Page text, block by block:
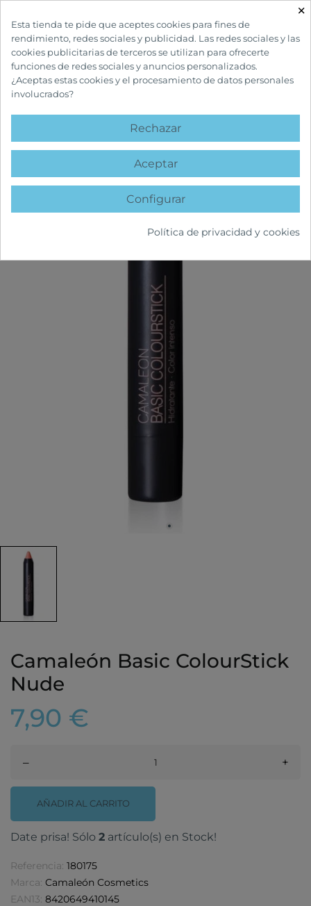
INICIO CUIDADOS FACIALES
favorite
Camaleón Basic ColourStick
Nude
7,90 €
– +
AÑADIR AL CARRITO
Date prisa! Sólo 2 artículo(s) en Stock!
Referencia: 180175
Marca: Camaleón Cosmetics
EAN13: 8420649410145
×
Esta tienda te pide que aceptes cookies para fines de
rendimiento, redes sociales y publicidad. Las redes sociales y las
cookies publicitarias de terceros se utilizan para ofrecerte
funciones de redes sociales y anuncios personalizados.
¿Aceptas estas cookies y el procesamiento de datos personales
involucrados?
Rechazar
Aceptar
Configurar
Política de privacidad y cookies